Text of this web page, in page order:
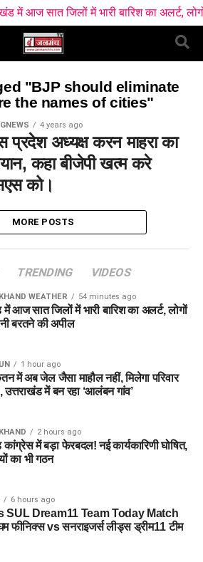
आज सात जिलों में भारी बारिश का अलर्ट, लोगों
"BJP should eliminate
the names of cities"
4 years ago
प्रदेश अध्यक्ष करन माहरा का
कहा बीजेपी खत्म करे
को।
MORE POSTS
TRENDING VIDEOS
WEATHER 54 minutes ago
में आज सात जिलों में भारी बारिश का अलर्ट, लोगों
बरतने की अपील
1 hour ago
में अब जेल जैसा माहौल नहीं, मिलेगा परिवार
में बन रहा ‘आलंबन गांव’
2 hours ago
कांग्रेस में बड़ा फेरबदल! नई कार्यकारिणी घोषित,
का भी गठन
6 hours ago
SUL Dream11 Team Today Match
फीनिक्स vs सनराइजर्स लीड्स ड्रीम11 टीम